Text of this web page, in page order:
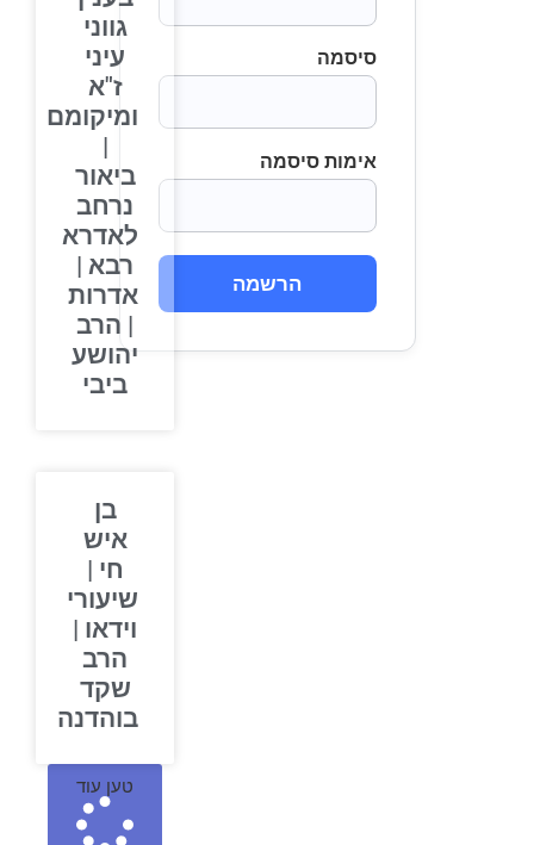
סיסמה
אימות סיסמה
הרשמה
גווני
עיני
ז"א
ומיקומם
ביאור
נרחב
לאדרא
רבא |
אדרות
| הרב
יהושע
ביבי
איש
חי |
שיעורי
וידאו |
הרב
שקד
בוהדנה
טען עוד